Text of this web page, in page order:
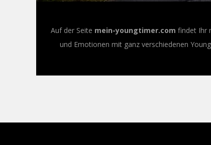
Auf der Seite mein-youngtimer.com findet Ihr
und Emotionen mit ganz verschiedenen